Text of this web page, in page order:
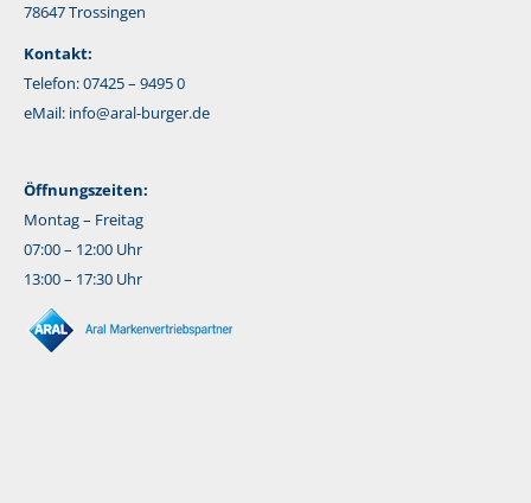
78647 Trossingen
Kontakt:
Telefon: 07425 – 9495 0
eMail: info@aral-burger.de
Öffnungszeiten:
Montag – Freitag
07:00 – 12:00 Uhr
13:00 – 17:30 Uhr